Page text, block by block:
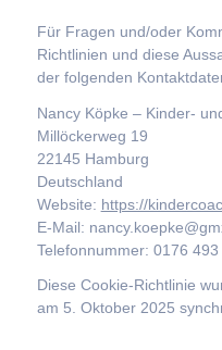
Für Fragen und/oder
Richtlinien und diese
der folgenden
Nancy Köpke – Kinder-
Millöckerweg 19
22145 Hamburg
Deutschland
Website: https://
E-Mail: nancy.koepke@
Telefonnummer: 0176
Diese Cookie-Richtlinie
am 5. Oktober 2025